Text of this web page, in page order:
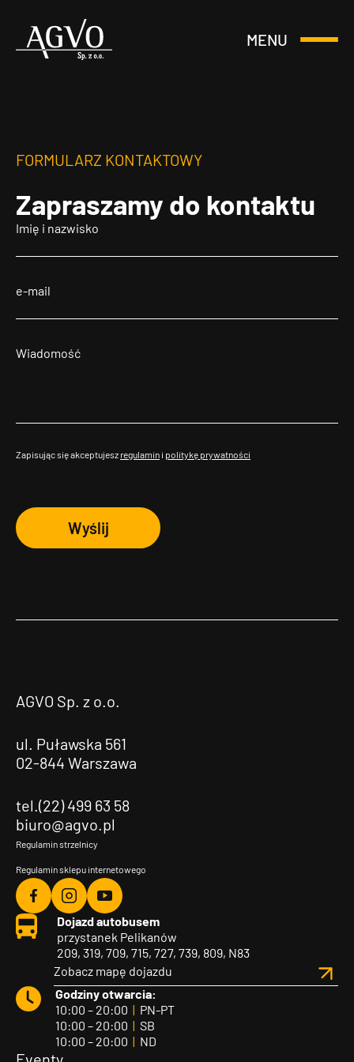
Header
MENU
Otwórz
FORMULARZ KONTAKTOWY
Zapraszamy do kontaktu
Zapisując się akceptujesz regulamin i politykę prywatności
Wyślij
AGVO Sp. z o.o.
ul. Puławska 561
02-844 Warszawa
tel.(22) 499 63 58
biuro@agvo.pl
Regulamin strzelnicy
Regulamin sklepu internetowego
Agvo
Facebook
Agvo
Instagram
Agvo
YouTube
Dojazd autobusem
przystanek Pelikanów
209, 319, 709, 715, 727, 739, 809, N83
Zobacz mapę dojazdu
Godziny otwarcia:
10:00 – 20:00 | PN-PT
10:00 – 20:00 | SB
10:00 – 20:00 | ND